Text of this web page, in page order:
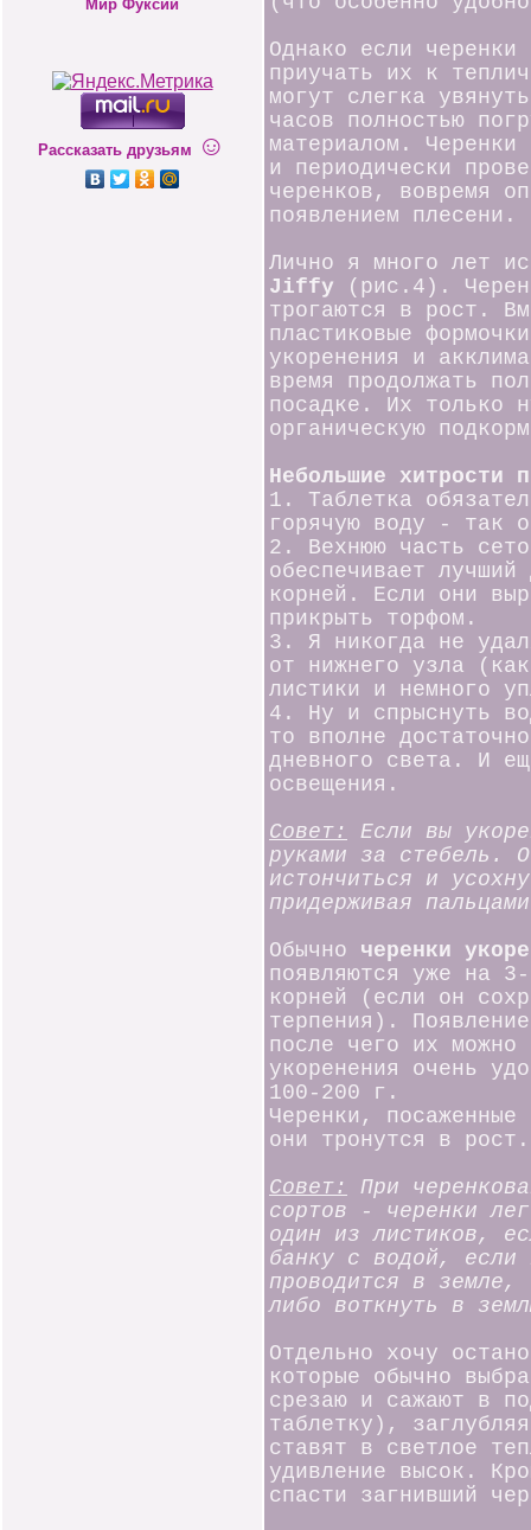
Мир Фуксий
Рассказать друзьям ☺
Однако если
приучать их к
могут слегка
часов полностью
материалом. Черенки
и периодически
черенков, вовремя
появлением плесени.
Лично я много лет
Jiffy
(рис.4).
трогаются в рост.
пластиковые
укоренения и
время продолжать
посадке. Их только
органическую
Небольшие хитрости
1. Таблетка
горячую воду - так
2. Вехнюю часть
обеспечивает
корней. Если они
прикрыть торфом.
3. Я никогда не
от нижнего узла
листики и немного
4. Ну и спрыснуть
то вполне
дневного света. И
освещения.
Совет:
Если вы
руками за стебель.
истончиться и
придерживая
Обычно черенки
появляются уже на
корней (если он
терпения).
после чего их можно
укоренения очень
100-200 г.
Черенки,
они тронутся в
Совет:
При
сортов - черенки
один из листиков,
банку с водой, если
проводится в земле,
либо воткнуть в
Отдельно хочу
которые обычно
срезаю и сажают в
таблетку),
ставят в светлое
удивление высок.
спасти загнивший